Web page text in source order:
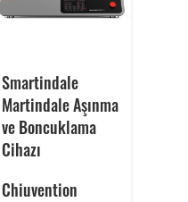
Smartindale
Martindale Aşınma
ve Boncuklama
Cihazı
Chiuvention